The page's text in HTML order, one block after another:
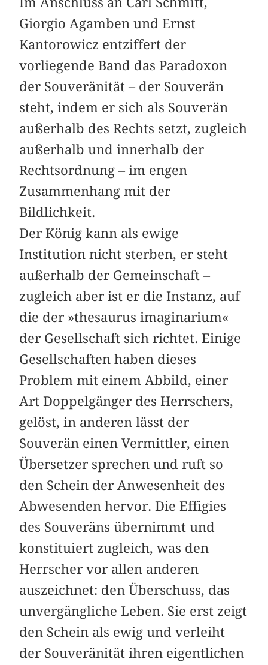
Giorgio Agamben und Ernst
Kantorowicz entziffert der
vorliegende Band das Paradoxon
der Souveränität – der Souverän
steht, indem er sich als Souverän
außerhalb des Rechts setzt, zugleich
außerhalb und innerhalb der
Rechtsordnung – im engen
Zusammenhang mit der
Bildlichkeit.
Der König kann als ewige
Institution nicht sterben, er steht
außerhalb der Gemeinschaft –
zugleich aber ist er die Instanz, auf
die der »thesaurus imaginarium«
der Gesellschaft sich richtet. Einige
Gesellschaften haben dieses
Problem mit einem Abbild, einer
Art Doppelgänger des Herrschers,
gelöst, in anderen lässt der
Souverän einen Vermittler, einen
Übersetzer sprechen und ruft so
den Schein der Anwesenheit des
Abwesenden hervor. Die Effigies
des Souveräns übernimmt und
konstituiert zugleich, was den
Herrscher vor allen anderen
auszeichnet: den Überschuss, das
unvergängliche Leben. Sie erst zeigt
den Schein als ewig und verleiht
der Souveränität ihren eigentlichen